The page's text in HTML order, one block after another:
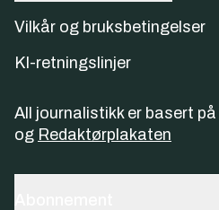
Vilkår og bruksbetingelser
KI-retningslinjer
All journalistikk er basert på
og Redaktørplakaten